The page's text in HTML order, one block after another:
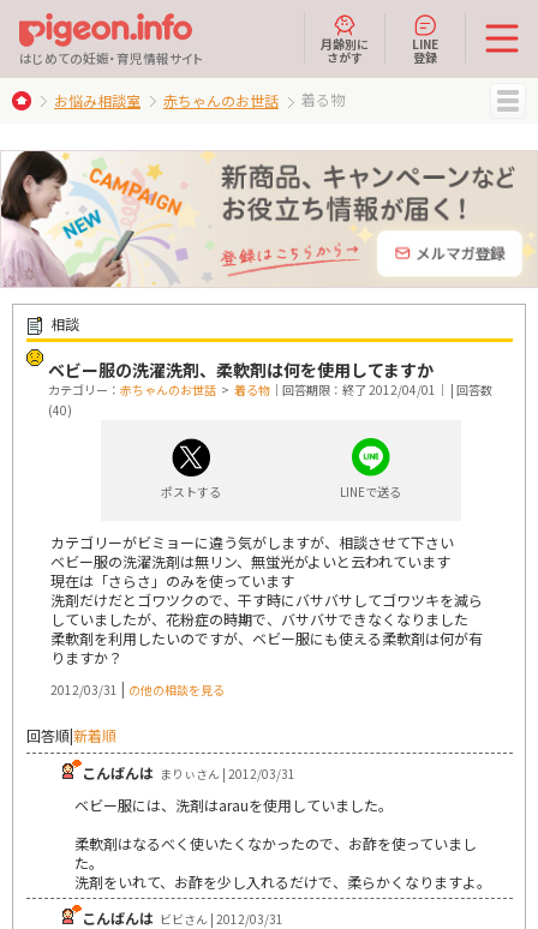
はじめての妊娠・育児情報サイト
月齢別に
さがす
LINE
登録
お悩み相談室 赤ちゃんのお世話 着る物
相談
ベビー服の洗濯洗剤、柔軟剤は何を使用してますか
カテゴリー： 赤ちゃんのお世話 > 着る物 ｜回答期限：終了 2012/04/01｜ | 回答数
(40)
ポストする LINEで送る
カテゴリーがビミョーに違う気がしますが、相談させて下さい
ベビー服の洗濯洗剤は無リン、無蛍光がよいと云われています
現在は「さらさ」のみを使っています
洗剤だけだとゴワツクので、干す時にバサバサしてゴワツキを減ら
していましたが、花粉症の時期で、バサバサできなくなりました
柔軟剤を利用したいのですが、ベビー服にも使える柔軟剤は何が有
りますか？
2012/03/31 | の他の相談を見る
回答順|新着順
こんばんは まりぃさん | 2012/03/31
ベビー服には、洗剤はarauを使用していました。
柔軟剤はなるべく使いたくなかったので、お酢を使っていまし
た。
洗剤をいれて、お酢を少し入れるだけで、柔らかくなりますよ。
こんばんは ビビさん | 2012/03/31